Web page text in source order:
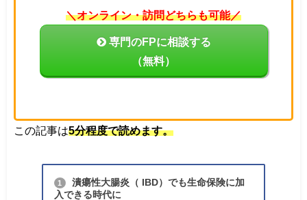
＼オンライン・訪問どちらも可能／
専門のFPに相談する
（無料）
この記事は5分程度で読めます。
1
潰瘍性大腸炎（ IBD）でも生命保険に加
入できる時代に